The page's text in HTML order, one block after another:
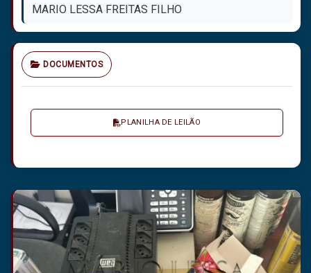
MARIO LESSA FREITAS FILHO
DOCUMENTOS
PLANILHA DE LEILÃO